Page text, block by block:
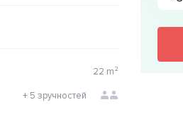
22 m²
+ 5 зручностей